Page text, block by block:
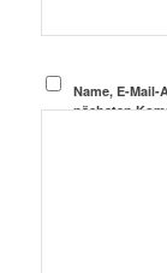
Name, E-
nächsten